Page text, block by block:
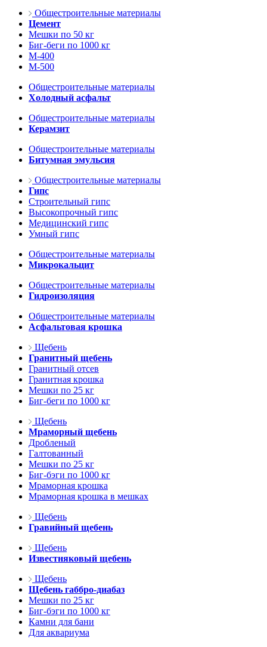
Общестроительные материалы
Цемент
Мешки по 50 кг
Биг-беги по 1000 кг
М-400
М-500
Общестроительные материалы
Холодный асфальт
Общестроительные материалы
Керамзит
Общестроительные материалы
Битумная эмульсия
Общестроительные материалы
Гипс
Строительный гипс
Высокопрочный гипс
Медицинский гипс
Умный гипс
Общестроительные материалы
Микрокальцит
Общестроительные материалы
Гидроизоляция
Общестроительные материалы
Асфальтовая крошка
Щебень
Гранитный щебень
Гранитный отсев
Гранитная крошка
Мешки по 25 кг
Биг-беги по 1000 кг
Щебень
Мраморный щебень
Дробленый
Галтованный
Мешки по 25 кг
Биг-бэги по 1000 кг
Мраморная крошка
Мраморная крошка в мешках
Щебень
Гравийный щебень
Щебень
Известняковый щебень
Щебень
Щебень габбро-диабаз
Мешки по 25 кг
Биг-бэги по 1000 кг
Камни для бани
Для аквариума